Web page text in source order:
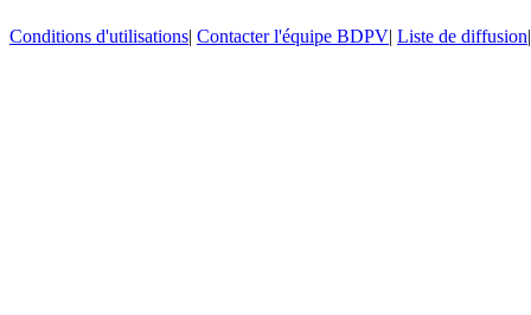
Conditions d'utilisations| Contacter l'équipe BDPV| Liste de diffusion